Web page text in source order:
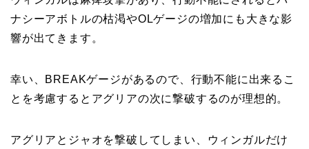
ナシーアボトルの枯渇やOLゲージの増加にも大きな影
響が出てきます。
幸い、BREAKゲージがあるので、行動不能に出来るこ
とを考慮するとアグリアの次に撃破するのが理想的。
アグリアとジャオを撃破してしまい、ウィンガルだけ